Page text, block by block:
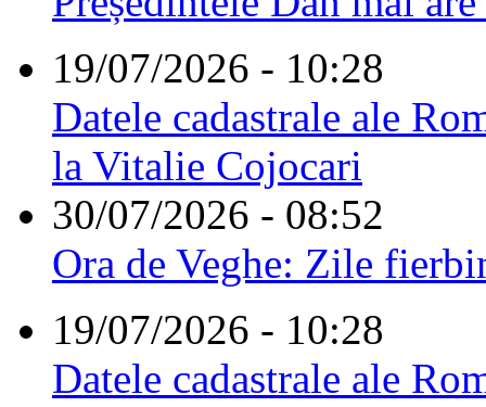
19/07/2026 - 10:28
Datele cadastrale ale
la Vitalie Cojocari
30/07/2026 - 08:52
Ora de Veghe: Zile
19/07/2026 - 10:28
Datele cadastrale ale